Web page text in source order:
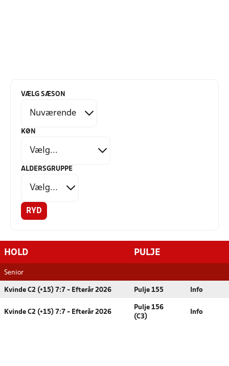
VÆLG SÆSON
KØN
ALDERSGRUPPE
RYD
HOLD PULJE
Senior
Kvinde C2 (+15) 7:7 - Efterår 2026 Pulje 155 Info
Kvinde C2 (+15) 7:7 - Efterår 2026
Pulje 156
(C3)
Info